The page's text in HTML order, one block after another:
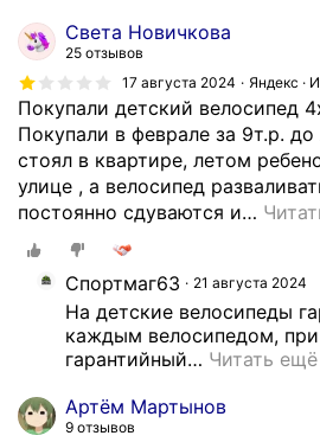
Света Новичкова
25 отзывов
17 августа 2024
Яндекс ·
Покупали детский велосипед
Покупали в феврале за 9т.р.
стоял в квартире, летом
улице , а велосипед
постоянно сдуваются и…
Спортмаг63 21 августа 2024
На детские велосипеды
каждым велосипедом,
гарантийный… Читать ещё
Артём Мартынов
9 отзывов